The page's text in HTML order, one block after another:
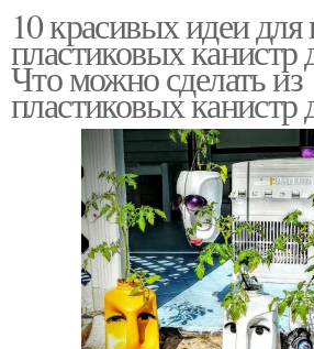
10 красивых идеи для
пластиковых канистр
Что можно сделать из
пластиковых канистр